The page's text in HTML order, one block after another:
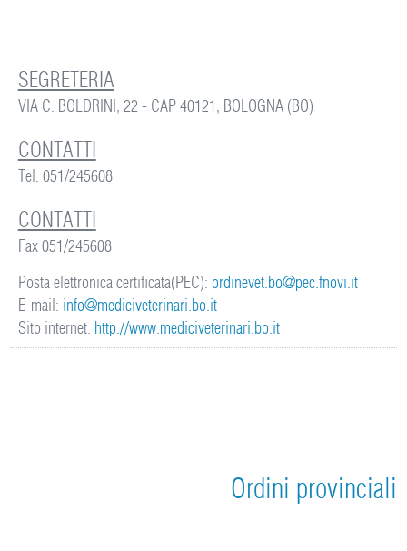
SEGRETERIA
VIA C. BOLDRINI, 22 - CAP 40121, BOLOGNA (BO)
CONTATTI
Tel. 051/245608
CONTATTI
Fax 051/245608
Posta elettronica certificata(PEC): ordinevet.bo@pec.fnovi.it
E-mail: info@mediciveterinari.bo.it
Sito internet: http://www.mediciveterinari.bo.it
Ordini provinciali